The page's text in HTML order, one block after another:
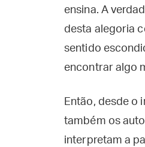
ensina. A
desta alegoria
sentido
encontrar algo
Então, desde o
também os
interpretam a